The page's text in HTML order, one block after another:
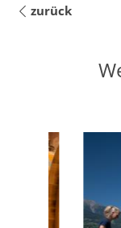
zurück